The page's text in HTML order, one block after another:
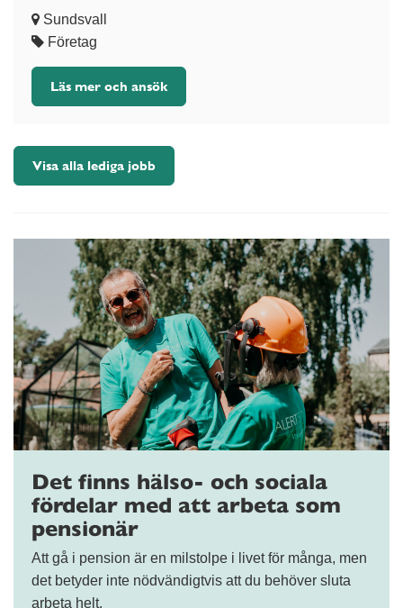
Sundsvall
Företag
Läs mer och ansök
Visa alla lediga jobb
Det finns hälso- och sociala
fördelar med att arbeta som
pensionär
Att gå i pension är en milstolpe i livet för många, men
det betyder inte nödvändigtvis att du behöver sluta
arbeta helt.